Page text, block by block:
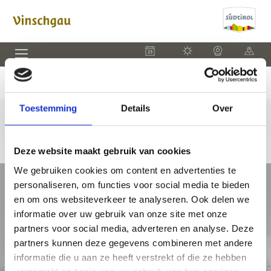
Toestemming Details Over
Deze website maakt gebruik van cookies
We gebruiken cookies om content en advertenties te
personaliseren, om functies voor social media te bieden
en om ons websiteverkeer te analyseren. Ook delen we
informatie over uw gebruik van onze site met onze
partners voor social media, adverteren en analyse. Deze
partners kunnen deze gegevens combineren met andere
informatie die u aan ze heeft verstrekt of die ze hebben
EVENEMENTEN WEER WEBCAM KAART
VAKANTIE IN VINSCHGAU
PAKKETTEN
ACCOMMODATIES